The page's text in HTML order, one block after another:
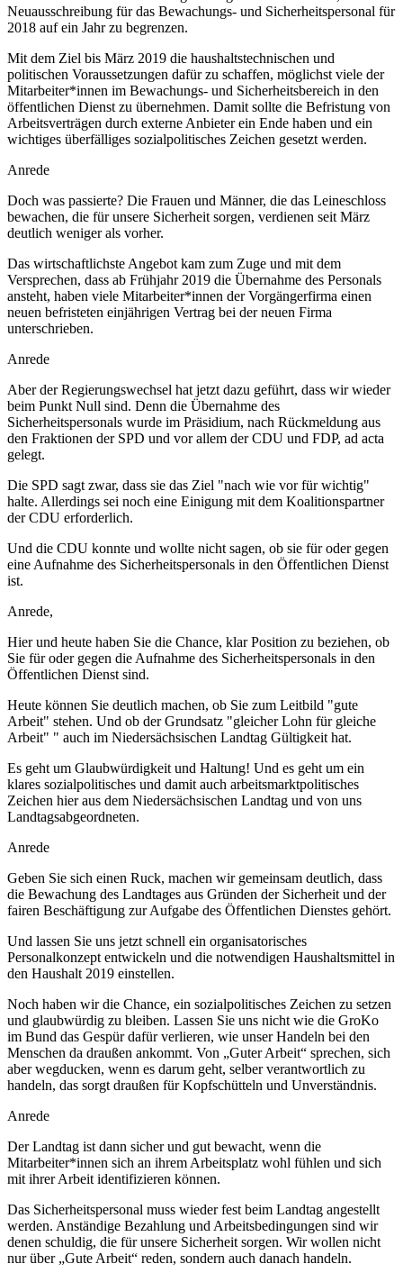
Neuausschreibung für das Bewachungs- und Sicherheitspersonal für
2018 auf ein Jahr zu begrenzen.
Mit dem Ziel bis März 2019 die haushaltstechnischen und
politischen Voraussetzungen dafür zu schaffen, möglichst viele der
Mitarbeiter*innen im Bewachungs- und Sicherheitsbereich in den
öffentlichen Dienst zu übernehmen. Damit sollte die Befristung von
Arbeitsverträgen durch externe Anbieter ein Ende haben und ein
wichtiges überfälliges sozialpolitisches Zeichen gesetzt werden.
Anrede
Doch was passierte? Die Frauen und Männer, die das Leineschloss
bewachen, die für unsere Sicherheit sorgen, verdienen seit März
deutlich weniger als vorher.
Das wirtschaftlichste Angebot kam zum Zuge und mit dem
Versprechen, dass ab Frühjahr 2019 die Übernahme des Personals
ansteht, haben viele Mitarbeiter*innen der Vorgängerfirma einen
neuen befristeten einjährigen Vertrag bei der neuen Firma
unterschrieben.
Anrede
Aber der Regierungswechsel hat jetzt dazu geführt, dass wir wieder
beim Punkt Null sind. Denn die Übernahme des
Sicherheitspersonals wurde im Präsidium, nach Rückmeldung aus
den Fraktionen der SPD und vor allem der CDU und FDP, ad acta
gelegt.
Die SPD sagt zwar, dass sie das Ziel "nach wie vor für wichtig"
halte. Allerdings sei noch eine Einigung mit dem Koalitionspartner
der CDU erforderlich.
Und die CDU konnte und wollte nicht sagen, ob sie für oder gegen
eine Aufnahme des Sicherheitspersonals in den Öffentlichen Dienst
ist.
Anrede,
Hier und heute haben Sie die Chance, klar Position zu beziehen, ob
Sie für oder gegen die Aufnahme des Sicherheitspersonals in den
Öffentlichen Dienst sind.
Heute können Sie deutlich machen, ob Sie zum Leitbild "gute
Arbeit" stehen. Und ob der Grundsatz "gleicher Lohn für gleiche
Arbeit" " auch im Niedersächsischen Landtag Gültigkeit hat.
Es geht um Glaubwürdigkeit und Haltung! Und es geht um ein
klares sozialpolitisches und damit auch arbeitsmarktpolitisches
Zeichen hier aus dem Niedersächsischen Landtag und von uns
Landtagsabgeordneten.
Anrede
Geben Sie sich einen Ruck, machen wir gemeinsam deutlich, dass
die Bewachung des Landtages aus Gründen der Sicherheit und der
fairen Beschäftigung zur Aufgabe des Öffentlichen Dienstes gehört.
Und lassen Sie uns jetzt schnell ein organisatorisches
Personalkonzept entwickeln und die notwendigen Haushaltsmittel in
den Haushalt 2019 einstellen.
Noch haben wir die Chance, ein sozialpolitisches Zeichen zu setzen
und glaubwürdig zu bleiben. Lassen Sie uns nicht wie die GroKo
im Bund das Gespür dafür verlieren, wie unser Handeln bei den
Menschen da draußen ankommt. Von „Guter Arbeit“ sprechen, sich
aber wegducken, wenn es darum geht, selber verantwortlich zu
handeln, das sorgt draußen für Kopfschütteln und Unverständnis.
Anrede
Der Landtag ist dann sicher und gut bewacht, wenn die
Mitarbeiter*innen sich an ihrem Arbeitsplatz wohl fühlen und sich
mit ihrer Arbeit identifizieren können.
Das Sicherheitspersonal muss wieder fest beim Landtag angestellt
werden. Anständige Bezahlung und Arbeitsbedingungen sind wir
denen schuldig, die für unsere Sicherheit sorgen. Wir wollen nicht
nur über „Gute Arbeit“ reden, sondern auch danach handeln.